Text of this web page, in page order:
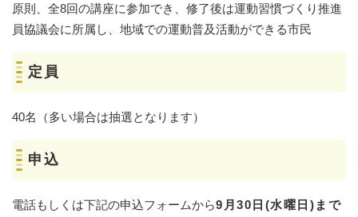
原則、全8回の講座に参加でき、修了後は運動習慣づくり推進
員協議会に所属し、地域での運動普及活動ができる市民
定員
40名（多い場合は抽選となります）
申込
​電話もしくは下記の申込フォームから​9月30日(水曜日)まで